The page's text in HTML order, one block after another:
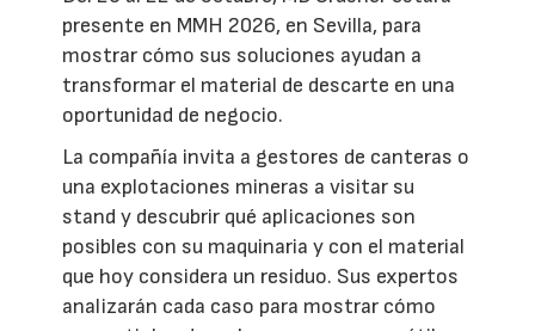
presente en MMH 2026, en Sevilla, para
mostrar cómo sus soluciones ayudan a
transformar el material de descarte en una
oportunidad de negocio.
La compañía invita a gestores de canteras o
una explotaciones mineras a visitar su
stand y descubrir qué aplicaciones son
posibles con su maquinaria y con el material
que hoy considera un residuo. Sus expertos
analizarán cada caso para mostrar cómo